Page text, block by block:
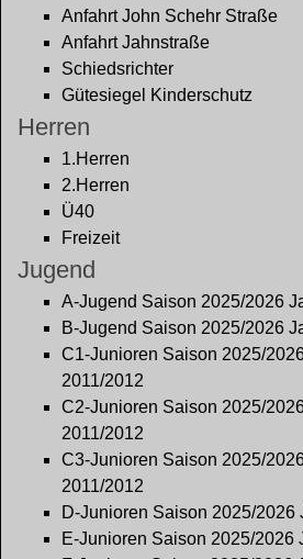
Anfahrt John Schehr Straße
Anfahrt Jahnstraße
Schiedsrichter
Gütesiegel Kinderschutz
Herren
1.Herren
2.Herren
Ü40
Freizeit
Jugend
A-Jugend Saison 2025/2026
B-Jugend Saison 2025/2026
C1-Junioren Saison 2025/
2011/2012
C2-Junioren Saison 2025/
2011/2012
C3-Junioren Saison 2025/
2011/2012
D-Junioren Saison 2025/2026
E-Junioren Saison 2025/2026